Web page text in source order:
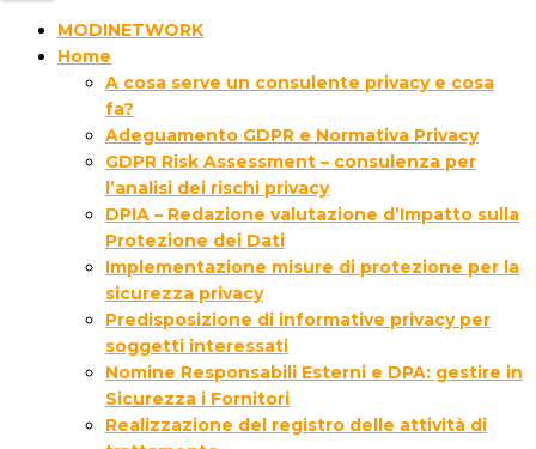
MODINETWORK
Home
A cosa serve un consulente privacy e cosa
fa?
Adeguamento GDPR e Normativa Privacy
GDPR Risk Assessment – consulenza per
l’analisi dei rischi privacy
DPIA – Redazione valutazione d’Impatto sulla
Protezione dei Dati
Implementazione misure di protezione per la
sicurezza privacy
Predisposizione di informative privacy per
soggetti interessati
Nomine Responsabili Esterni e DPA: gestire in
Sicurezza i Fornitori
Realizzazione del registro delle attività di